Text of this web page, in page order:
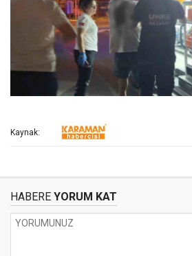
Kaynak:
HABERE YORUM KAT